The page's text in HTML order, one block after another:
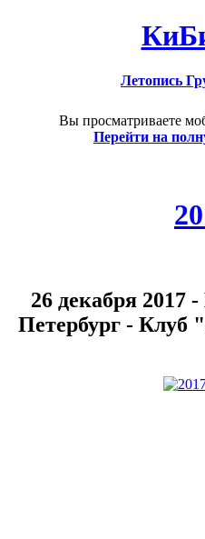
Летопись
Вы просматриваете
Перейти на
26 декабря 2017
Петербург - Клуб